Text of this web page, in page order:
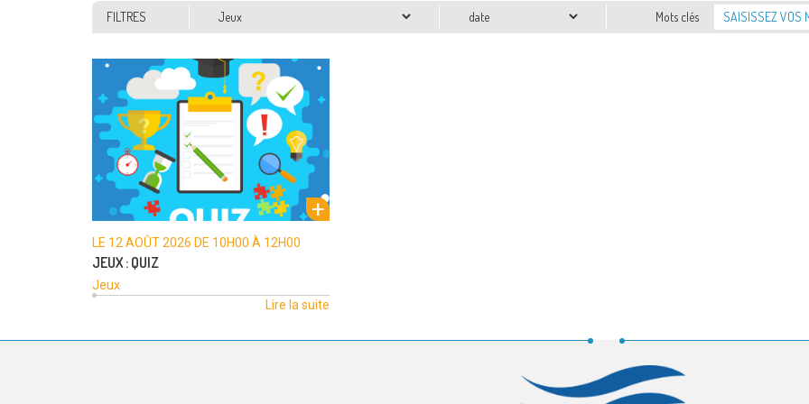
FILTRES Thématiques Date Mots clés
Organisé par la médiathèque Montaigne,
en partenariat avec la Ville. « P’tits déj
quiz » : apportez de quoi grignoter, …
Lire la suite
:
Lire
LE 12 AOÛT 2026 DE 10H00 À 12H00
JEUX : QUIZ
Jeux
Lire la suite